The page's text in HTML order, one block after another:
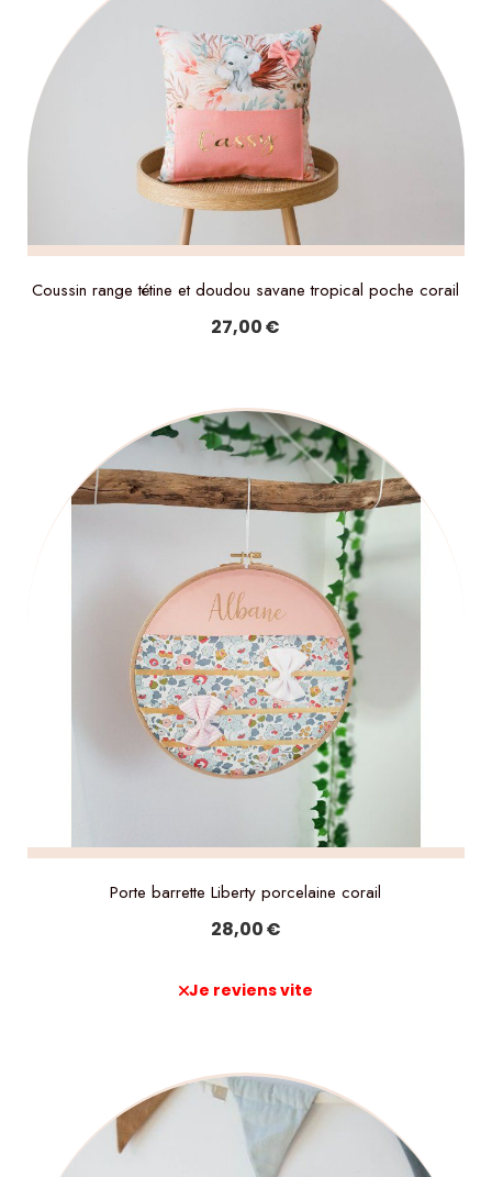
Coussin range tétine et doudou savane tropical poche corail
27,00€
Porte barrette Liberty porcelaine corail
28,00€
Je reviens vite